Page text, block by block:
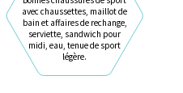
avec chaussettes, maillot de
bain et affaires de rechange,
serviette, sandwich pour
midi, eau, tenue de sport
légère.